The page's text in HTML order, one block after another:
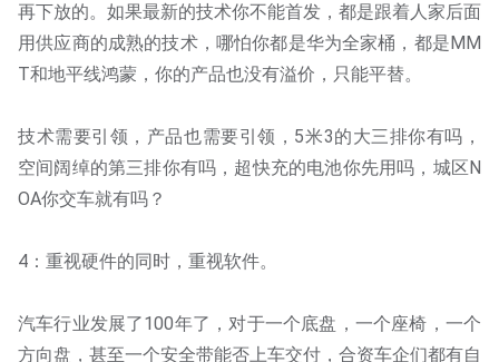
再下放的。如果最新的技术你不能首发，都是跟着人家后面
用供应商的成熟的技术，哪怕你都是华为全家桶，都是MM
T和地平线鸿蒙，你的产品也没有溢价，只能平替。
技术需要引领，产品也需要引领，5米3的大三排你有吗，
空间阔绰的第三排你有吗，超快充的电池你先用吗，城区N
OA你交车就有吗？
4：重视硬件的同时，重视软件。
汽车行业发展了100年了，对于一个底盘，一个座椅，一个
方向盘，甚至一个安全带能否上车交付，合资车企们都有自